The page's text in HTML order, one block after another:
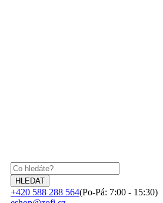
+420 588 288 564(Po-Pá: 7:00 - 15:30)